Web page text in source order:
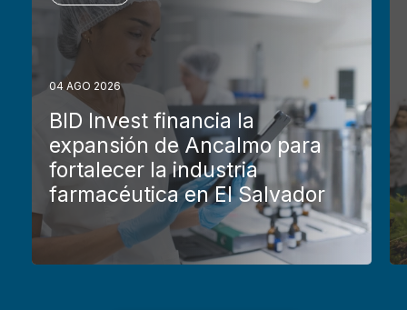
04 AGO 2026
BID Invest financia la
expansión de Ancalmo para
fortalecer la industria
farmacéutica en El Salvador